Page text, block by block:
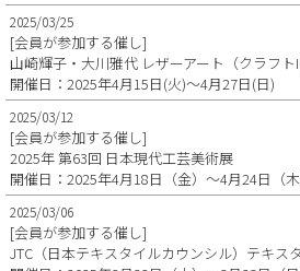
2025/03/25
[会員が参加する催し]
山崎輝子・大川雅代 レザーアート（クラフト
開催日：2025年4月15日(火)～4月27日(日)
2025/03/12
[会員が参加する催し]
2025年 第63回 日本現代工芸美術展
開催日：2025年4月18日（金）～4月24日（木
2025/03/06
[会員が参加する催し]
JTC（日本テキスタイルカウンシル）テキス